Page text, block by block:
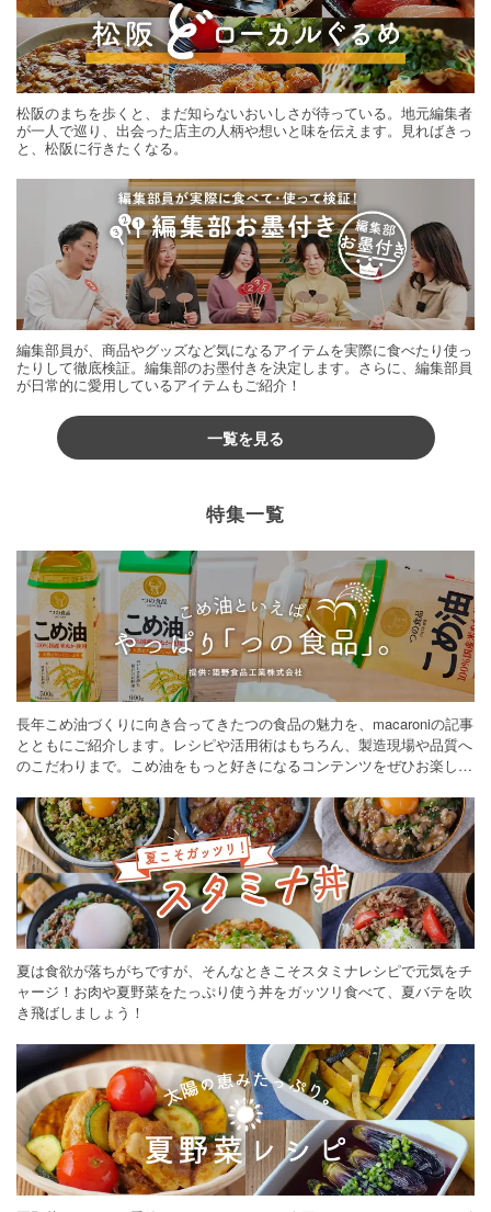
松阪のまちを歩くと、まだ知らないおいしさが待っている。地元編集者
が一人で巡り、出会った店主の人柄や想いと味を伝えます。見ればきっ
と、松阪に行きたくなる。
編集部員が、商品やグッズなど気になるアイテムを実際に食べたり使っ
たりして徹底検証。編集部のお墨付きを決定します。さらに、編集部員
が日常的に愛用しているアイテムもご紹介！
一覧を見る
特集一覧
長年こめ油づくりに向き合ってきたつの食品の魅力を、macaroniの記事
とともにご紹介します。レシピや活用術はもちろん、製造現場や品質へ
のこだわりまで。こめ油をもっと好きになるコンテンツをぜひお楽しみ
夏は食欲が落ちがちですが、そんなときこそスタミナレシピで元気をチ
ャージ！お肉や夏野菜をたっぷり使う丼をガッツリ食べて、夏バテを吹
き飛ばしましょう！